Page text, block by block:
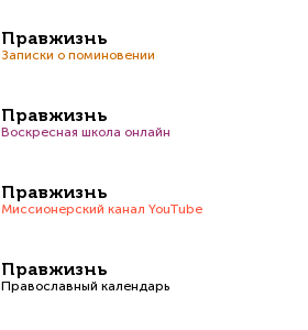
Правжизнь
Записки о поминовении
Правжизнь
Воскресная школа онлайн
Правжизнь
Миссионерский канал YouTube
Правжизнь
Православный календарь